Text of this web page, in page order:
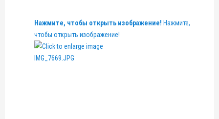
Нажмите, чтобы открыть изображение! Нажмите,
чтобы открыть изображение!